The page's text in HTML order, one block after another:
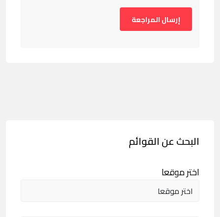
البحث عن القوائم
اختر موقعا